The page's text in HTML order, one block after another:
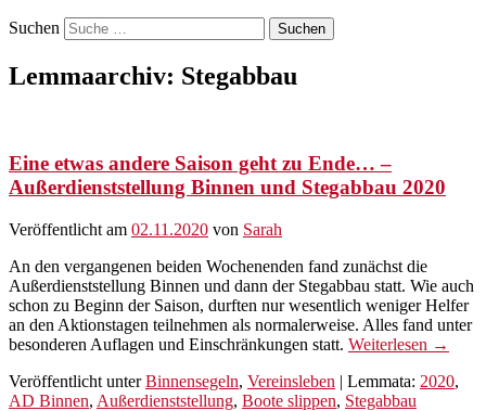
Suchen
Lemmaarchiv: Stegabbau
Eine etwas andere Saison geht zu Ende… –
Außerdienststellung Binnen und Stegabbau 2020
Veröffentlicht am 02.11.2020 von Sarah
An den vergangenen beiden Wochenenden fand zunächst die
Außerdienststellung Binnen und dann der Stegabbau statt. Wie auch
schon zu Beginn der Saison, durften nur wesentlich weniger Helfer
an den Aktionstagen teilnehmen als normalerweise. Alles fand unter
besonderen Auflagen und Einschränkungen statt. Weiterlesen →
Veröffentlicht unterBinnensegeln, Vereinsleben | Lemmata: 2020,
AD Binnen, Außerdienststellung, Boote slippen, Stegabbau